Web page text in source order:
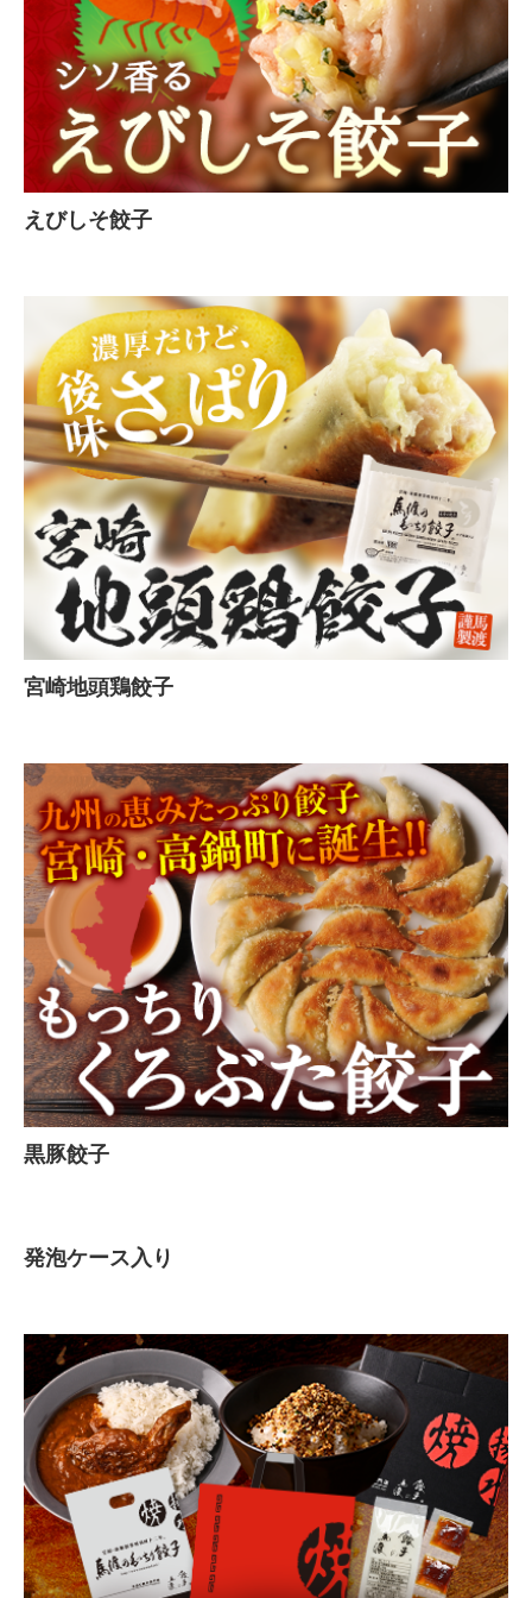
えびしそ餃子
宮崎地頭鶏餃子
黒豚餃子
発泡ケース入り